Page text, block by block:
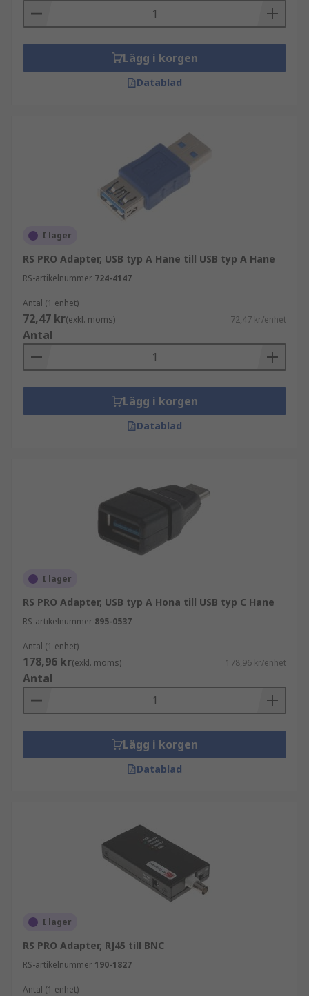
Lägg i korgen
Datablad
I lager
RS PRO Adapter, USB typ A Hane till USB typ A Hane
RS-artikelnummer 724-4147
Antal (1 enhet)
72,47 kr(exkl. moms) 72,47 kr/enhet
Antal
Lägg i korgen
Datablad
I lager
RS PRO Adapter, USB typ A Hona till USB typ C Hane
RS-artikelnummer 895-0537
Antal (1 enhet)
178,96 kr(exkl. moms) 178,96 kr/enhet
Antal
Lägg i korgen
Datablad
I lager
RS PRO Adapter, RJ45 till BNC
RS-artikelnummer 190-1827
Antal (1 enhet)